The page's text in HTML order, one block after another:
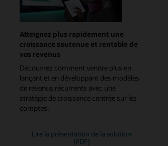
Atteignez plus rapidement une
croissance soutenue et rentable de
vos revenus
Découvrez comment vendre plus en
lançant et en développant des modèles
de revenus récurrents avec une
stratégie de croissance centrée sur les
comptes.
Lire la présentation de la solution
(PDF)